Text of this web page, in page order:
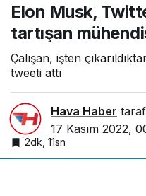
Elon Musk,
tartışan
Çalışan, işten
tweeti attı
Hava Haber
17 Kasım 2022,
2dk, 11sn